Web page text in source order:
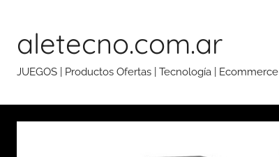
content
aletecno.com.ar
JUEGOS | Productos Ofertas | Tecnología | Ecommerce